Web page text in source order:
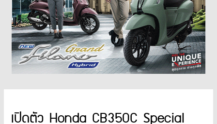
เปิดตัว Honda CB350C Special